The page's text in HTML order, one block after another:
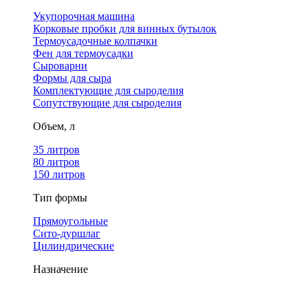
Укупорочная машина
Корковые пробки для винных бутылок
Термоусадочные колпачки
Фен для термоусадки
Сыроварни
Формы для сыра
Комплектующие для сыроделия
Сопутствующие для сыроделия
Объем, л
35 литров
80 литров
150 литров
Тип формы
Прямоугольные
Сито-дуршлаг
Цилиндрические
Назначение